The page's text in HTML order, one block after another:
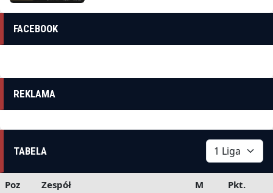
FACEBOOK
REKLAMA
TABELA
Poz Zespół M Pkt.